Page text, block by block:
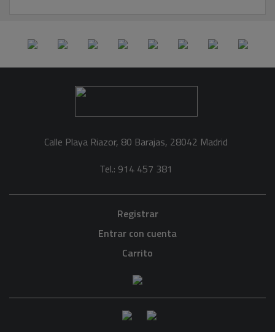
Calle Playa Riazor, 80 Barajas, 28042 Madrid
Tel.: 914 457 381
Registrar
Entrar con cuenta
Carrito